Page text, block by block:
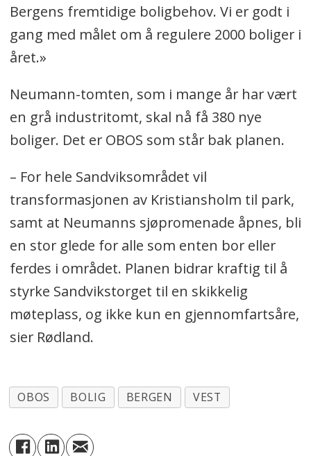
Bergens fremtidige boligbehov. Vi er godt i
gang med målet om å regulere 2000 boliger i
året.»
Neumann-tomten, som i mange år har vært
en grå industritomt, skal nå få 380 nye
boliger. Det er OBOS som står bak planen.
– For hele Sandviksområdet vil
transformasjonen av Kristiansholm til park,
samt at Neumanns sjøpromenade åpnes, bli
en stor glede for alle som enten bor eller
ferdes i området. Planen bidrar kraftig til å
styrke Sandvikstorget til en skikkelig
møteplass, og ikke kun en gjennomfartsåre,
sier Rødland.
OBOS BOLIG BERGEN VEST